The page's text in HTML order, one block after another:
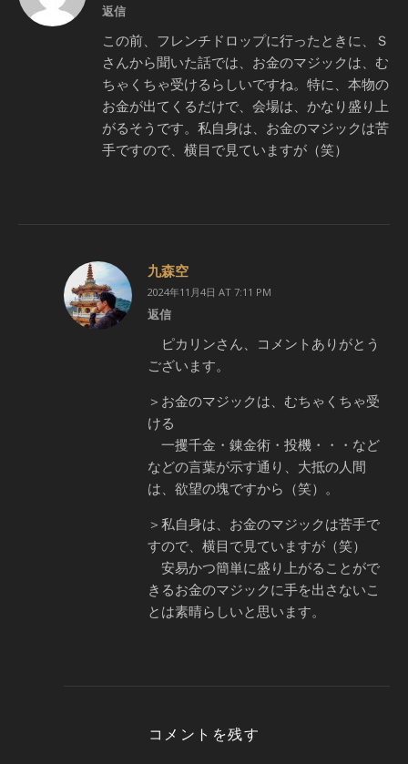
返信
この前、フレンチドロップに行ったときに、Ｓ
さんから聞いた話では、お金のマジックは、む
ちゃくちゃ受けるらしいですね。特に、本物の
お金が出てくるだけで、会場は、かなり盛り上
がるそうです。私自身は、お金のマジックは苦
手ですので、横目で見ていますが（笑）
九森空
2024年11月4日 AT 7:11 PM
返信
ピカリンさん、コメントありがとう
ございます。
＞お金のマジックは、むちゃくちゃ受
ける
一攫千金・錬金術・投機・・・など
などの言葉が示す通り、大抵の人間
は、欲望の塊ですから（笑）。
＞私自身は、お金のマジックは苦手で
すので、横目で見ていますが（笑）
安易かつ簡単に盛り上がることがで
きるお金のマジックに手を出さないこ
とは素晴らしいと思います。
コメントを残す